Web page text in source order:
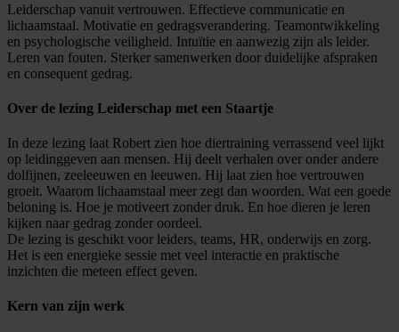
Leiderschap vanuit vertrouwen. Effectieve communicatie en
lichaamstaal. Motivatie en gedragsverandering. Teamontwikkeling
en psychologische veiligheid. Intuïtie en aanwezig zijn als leider.
Leren van fouten. Sterker samenwerken door duidelijke afspraken
en consequent gedrag.
Over de lezing Leiderschap met een Staartje
In deze lezing laat Robert zien hoe diertraining verrassend veel lijkt
op leidinggeven aan mensen. Hij deelt verhalen over onder andere
dolfijnen, zeeleeuwen en leeuwen. Hij laat zien hoe vertrouwen
groeit. Waarom lichaamstaal meer zegt dan woorden. Wat een goede
beloning is. Hoe je motiveert zonder druk. En hoe dieren je leren
kijken naar gedrag zonder oordeel.
De lezing is geschikt voor leiders, teams, HR, onderwijs en zorg.
Het is een energieke sessie met veel interactie en praktische
inzichten die meteen effect geven.
Kern van zijn werk